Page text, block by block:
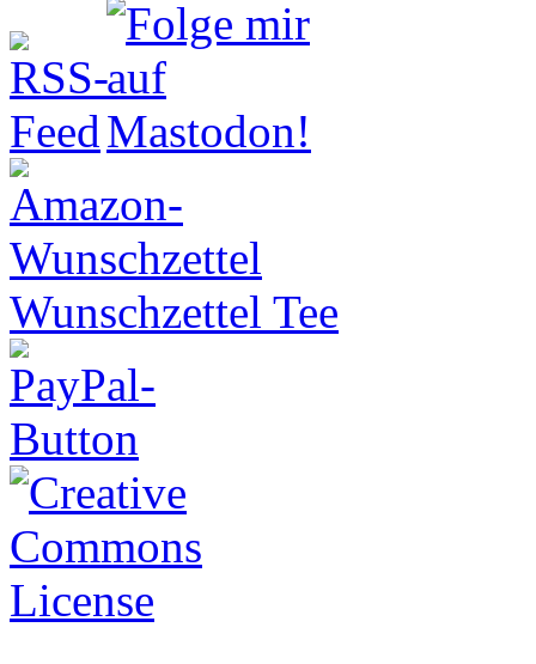
Wunschzettel Tee